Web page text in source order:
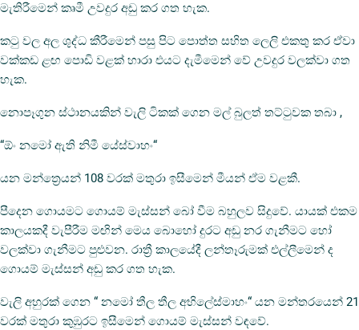
මැතිරීමෙන් කෘමී උවදුර අඩු කර ගත හැක.
කටු වල අල ශුද්ධ කීරීමෙන් පසු පිට පොත්ත සහිත ලෙලි එකතු කර ඒවා
වක්කඩ ළඟ පොඩි වළක් හාරා එයට දැමීමෙන් වේ උවදුර වලක්වා ගත
හැක.
නොපෑගුන ස්ථානයකින් වැලි ටිකක් ගෙන මල් බුලත් තට්ටුවක තබා ,
“ඕං නමෝ ඇති නිමී යේස්වාහං“
යන මන්ත්‍රෙයන් 108 වරක් මතුරා ඉසීමෙන් මීයන් ඒම වළකී.
පීදෙන ගොයමට ගොයම් මැස්සන් බෝ වීම බහුලව සිදුවේ. යායක් එකම
කාලයකදී වැපීරීම මඟින් මෙය බොහෝ දුරට අඩු නර ගැනීමට හෝ
වලක්වා ගැනීමට පුළුවන. රාත්‍රී කාලයේදී ලන්තෑරුමක් එල්ලීමෙන් ද
ගොයම් මැස්සන් අඩු කර ගත හැක.
වැලි අහුරක් ගෙන “ නමෝ තීල තීල අභිලේස්මාහං“ යන මන්තරයෙන් 21
වරක් මතුරා කුඹුරට ඉසීමෙන් ගොයම් මැස්සන් වඳවේ.